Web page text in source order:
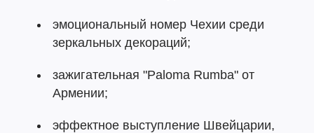
эмоциональный номер Чехии среди
зеркальных декораций;
зажигательная "Paloma Rumba" от
Армении;
эффектное выступление Швейцарии,